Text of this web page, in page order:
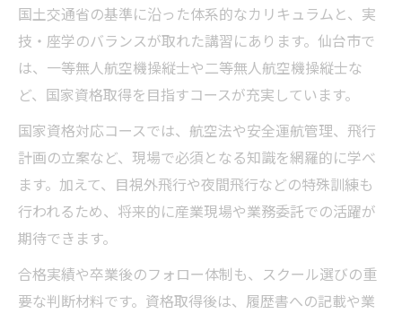
国家資格取得を目指す人が押さえたい最新
技術
産業現場で役立つドローンスクールの実践
事例
講師陣の実績に注目したスクール選びのコ
ツ
ドローンスクールで受けられる最新サポー
ト体制
資格取得までのステップをわかりやすく紹介
ドローンスクールで始める資格取得の流れ
解説
国土交通省の基準に沿った体系的なカリキュラムと、実
技・座学のバランスが取れた講習にあります。仙台市で
は、一等無人航空機操縦士や二等無人航空機操縦士な
ど、国家資格取得を目指すコースが充実しています。
国家資格対応コースでは、航空法や安全運航管理、飛行
計画の立案など、現場で必須となる知識を網羅的に学べ
ます。加えて、目視外飛行や夜間飛行などの特殊訓練も
行われるため、将来的に産業現場や業務委託での活躍が
期待できます。
合格実績や卒業後のフォロー体制も、スクール選びの重
要な判断材料です。資格取得後は、履歴書への記載や業